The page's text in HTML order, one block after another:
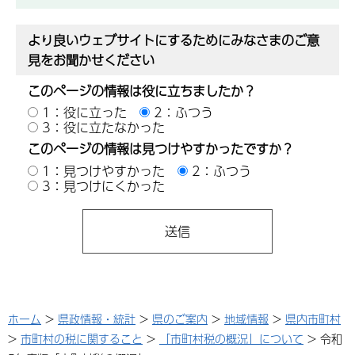
より良いウェブサイトにするためにみなさまのご意
見をお聞かせください
このページの情報は役に立ちましたか？
1：役に立った
2：ふつう
3：役に立たなかった
このページの情報は見つけやすかったですか？
1：見つけやすかった
2：ふつう
3：見つけにくかった
ホーム > 県政情報・統計 > 県のご案内 > 地域情報 > 県内市町村
> 市町村の税に関すること > 「市町村税の概況」について > 令和